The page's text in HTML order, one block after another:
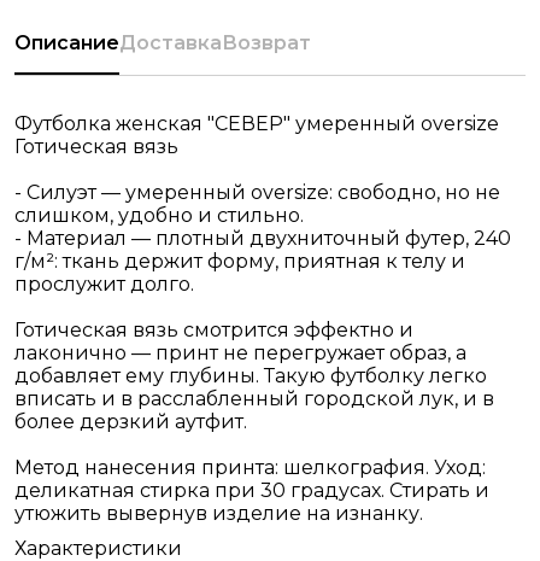
ОписаниеДоставкаВозврат
Футболка женская "СЕВЕР" умеренный oversize
Готическая вязь
- Силуэт — умеренный oversize: свободно, но не
слишком, удобно и стильно.
- Материал — плотный двухниточный футер, 240
г/м²: ткань держит форму, приятная к телу и
прослужит долго.
Готическая вязь смотрится эффектно и
лаконично — принт не перегружает образ, а
добавляет ему глубины. Такую футболку легко
вписать и в расслабленный городской лук, и в
более дерзкий аутфит.
Метод нанесения принта: шелкография. Уход:
деликатная стирка при 30 градусах. Стирать и
утюжить вывернув изделие на изнанку.
Характеристики